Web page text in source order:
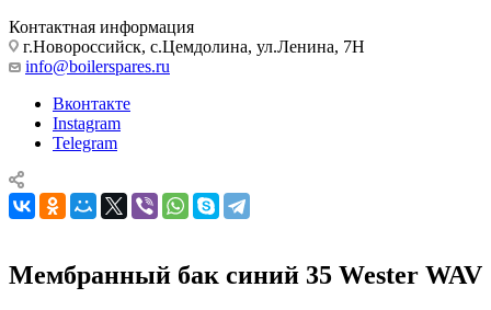
Контактная информация
г.Новороссийск, с.Цемдолина, ул.Ленина, 7Н
info@boilerspares.ru
Вконтакте
Instagram
Telegram
Мембранный бак синий 35 Wester WAV